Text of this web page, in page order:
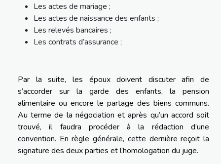
Les actes de mariage ;
Les actes de naissance des enfants ;
Les relevés bancaires ;
Les contrats d’assurance ;
Par la suite, les époux doivent discuter afin de
s’accorder sur la garde des enfants, la pension
alimentaire ou encore le partage des biens communs.
Au terme de la négociation et après qu’un accord soit
trouvé, il faudra procéder à la rédaction d’une
convention. En règle générale, cette dernière reçoit la
signature des deux parties et l’homologation du juge.